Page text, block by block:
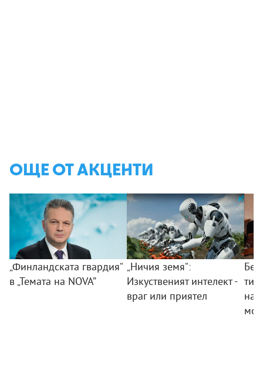
ОЩЕ ОТ АКЦЕНТИ
„Финландската гвардия“
в „Темата на NOVA”
„Ничия земя“:
Изкуственият интелект -
враг или приятел
на